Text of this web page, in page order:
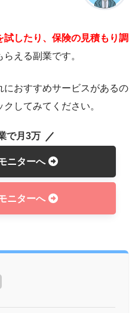
試したり、保険の見積もり調
える副業です。
におすすめサービスがあるの
してみてください。
で月3万
ニターへ
ニターへ